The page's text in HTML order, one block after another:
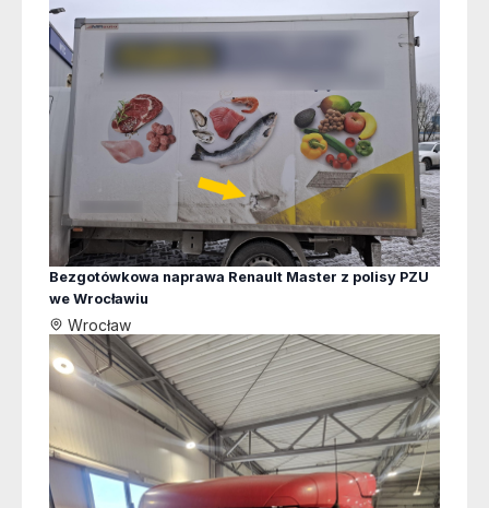
Bezgotówkowa naprawa Renault Master z polisy PZU
we Wrocławiu
Wrocław